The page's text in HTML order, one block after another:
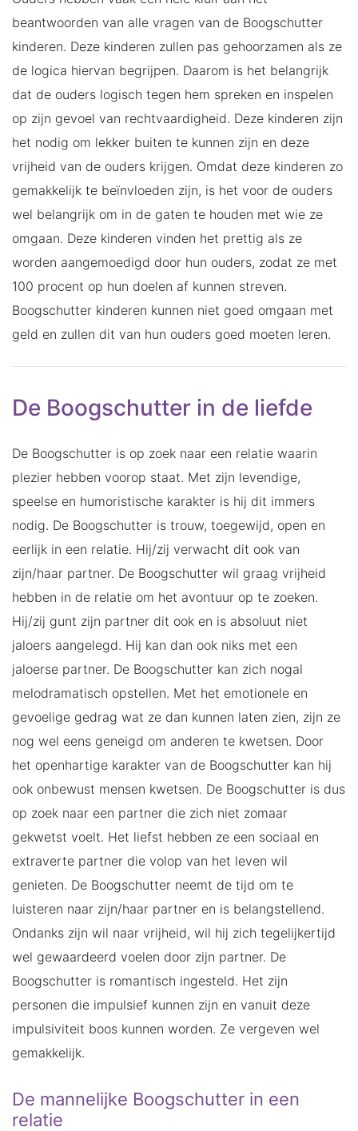
beantwoorden van alle vragen van de Boogschutter
kinderen. Deze kinderen zullen pas gehoorzamen als ze
de logica hiervan begrijpen. Daarom is het belangrijk
dat de ouders logisch tegen hem spreken en inspelen
op zijn gevoel van rechtvaardigheid. Deze kinderen zijn
het nodig om lekker buiten te kunnen zijn en deze
vrijheid van de ouders krijgen. Omdat deze kinderen zo
gemakkelijk te beïnvloeden zijn, is het voor de ouders
wel belangrijk om in de gaten te houden met wie ze
omgaan. Deze kinderen vinden het prettig als ze
worden aangemoedigd door hun ouders, zodat ze met
100 procent op hun doelen af kunnen streven.
Boogschutter kinderen kunnen niet goed omgaan met
geld en zullen dit van hun ouders goed moeten leren.
De Boogschutter in de liefde
De Boogschutter is op zoek naar een relatie waarin
plezier hebben voorop staat. Met zijn levendige,
speelse en humoristische karakter is hij dit immers
nodig. De Boogschutter is trouw, toegewijd, open en
eerlijk in een relatie. Hij/zij verwacht dit ook van
zijn/haar partner. De Boogschutter wil graag vrijheid
hebben in de relatie om het avontuur op te zoeken.
Hij/zij gunt zijn partner dit ook en is absoluut niet
jaloers aangelegd. Hij kan dan ook niks met een
jaloerse partner. De Boogschutter kan zich nogal
melodramatisch opstellen. Met het emotionele en
gevoelige gedrag wat ze dan kunnen laten zien, zijn ze
nog wel eens geneigd om anderen te kwetsen. Door
het openhartige karakter van de Boogschutter kan hij
ook onbewust mensen kwetsen. De Boogschutter is dus
op zoek naar een partner die zich niet zomaar
gekwetst voelt. Het liefst hebben ze een sociaal en
extraverte partner die volop van het leven wil
genieten. De Boogschutter neemt de tijd om te
luisteren naar zijn/haar partner en is belangstellend.
Ondanks zijn wil naar vrijheid, wil hij zich tegelijkertijd
wel gewaardeerd voelen door zijn partner. De
Boogschutter is romantisch ingesteld. Het zijn
personen die impulsief kunnen zijn en vanuit deze
impulsiviteit boos kunnen worden. Ze vergeven wel
gemakkelijk.
De mannelijke Boogschutter in een
relatie